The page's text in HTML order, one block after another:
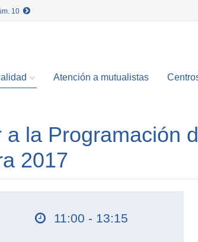
10
Atención a mutualistas
la Programación
2017
11:00 - 13:15